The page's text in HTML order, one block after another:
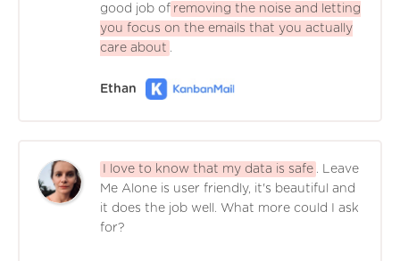
good job of removing the noise and letting
you focus on the emails that you actually
care about .
Ethan
I love to know that my data is safe . Leave
Me Alone is user friendly, it's beautiful and
it does the job well. What more could I ask
for?